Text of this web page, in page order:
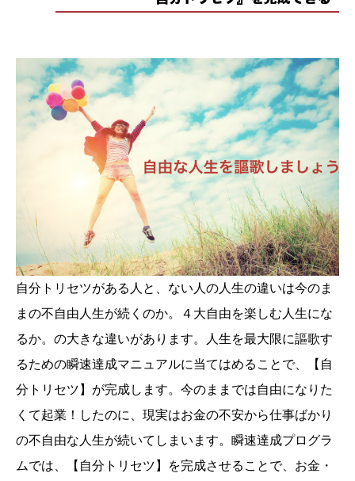
自分トリセツがある人と、ない人の人生の違いは今のま
まの不自由人生が続くのか。４大自由を楽しむ人生にな
るか。の大きな違いがあります。人生を最大限に謳歌す
るための瞬速達成マニュアルに当てはめることで、【自
分トリセツ】が完成します。今のままでは自由になりた
くて起業！したのに、現実はお金の不安から仕事ばかり
の不自由な人生が続いてしまいます。瞬速達成プログラ
ムでは、【自分トリセツ】を完成させることで、お金・